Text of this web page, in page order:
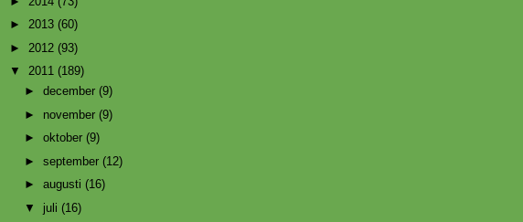
► 2013 (60)
► 2012 (93)
▼ 2011 (189)
► december (9)
► november (9)
► oktober (9)
► september (12)
► augusti (16)
▼ juli (16)